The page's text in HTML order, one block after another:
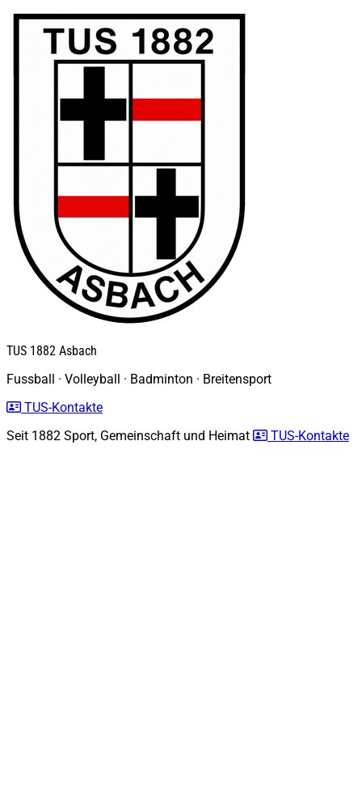
TUS 1882 Asbach
Fussball · Volleyball · Badminton · Breitensport
TUS-Kontakte
Seit 1882 Sport, Gemeinschaft und Heimat TUS-Kontakte